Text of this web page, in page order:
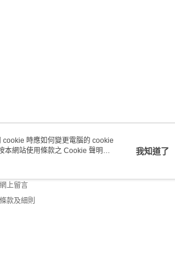
客戶服務
網上留言
條款及細則
時應如何變更電腦的 cookie
本網站使用條款之 Cookie 聲明使
我知道了